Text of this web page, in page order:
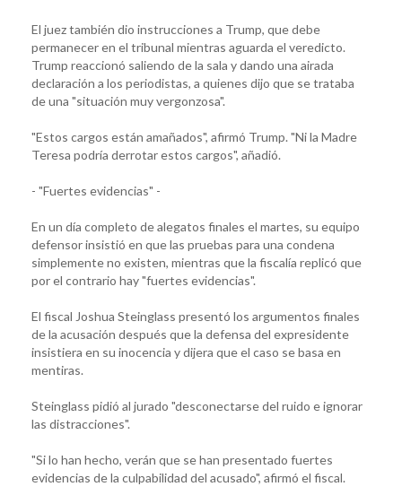
El juez también dio instrucciones a Trump, que debe
permanecer en el tribunal mientras aguarda el veredicto.
Trump reaccionó saliendo de la sala y dando una airada
declaración a los periodistas, a quienes dijo que se trataba
de una "situación muy vergonzosa".
"Estos cargos están amañados", afirmó Trump. "Ni la Madre
Teresa podría derrotar estos cargos", añadió.
- "Fuertes evidencias" -
En un día completo de alegatos finales el martes, su equipo
defensor insistió en que las pruebas para una condena
simplemente no existen, mientras que la fiscalía replicó que
por el contrario hay "fuertes evidencias".
El fiscal Joshua Steinglass presentó los argumentos finales
de la acusación después que la defensa del expresidente
insistiera en su inocencia y dijera que el caso se basa en
mentiras.
Steinglass pidió al jurado "desconectarse del ruido e ignorar
las distracciones".
"Si lo han hecho, verán que se han presentado fuertes
evidencias de la culpabilidad del acusado", afirmó el fiscal.